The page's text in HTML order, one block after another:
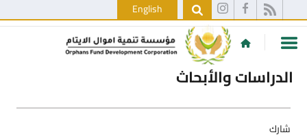
English
الدراسات والأبحاث
شارك